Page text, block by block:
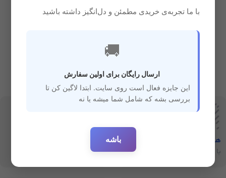
هفت‌روز‌ضمانت‌بازگشت
با خیال راحت خرید کنید
ارسال سریع
با ما تجربه‌ی خریدی مطمئن و دل‌انگیز داشته باشید
🚚
ارسال رایگان برای اولین سفارش
این جایزه فعال است روی سایت. ابتدا لاگین کن تا
بررسی بشه که شامل شما میشه یا نه
باشه